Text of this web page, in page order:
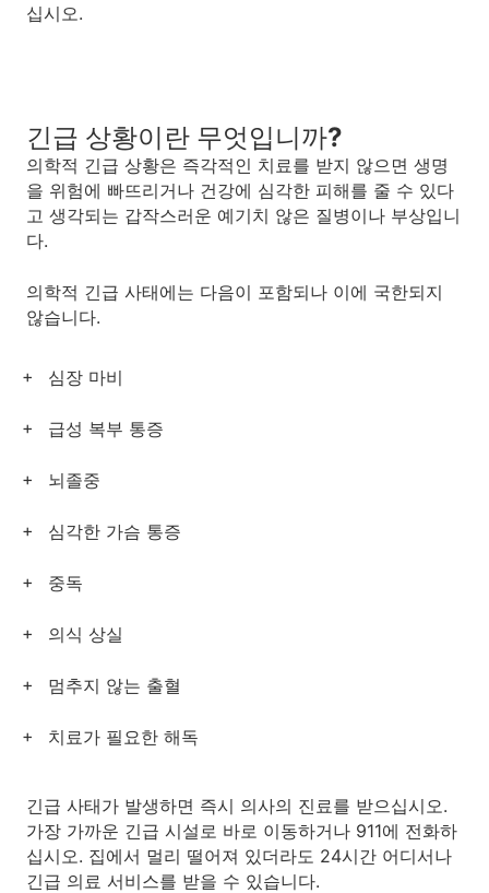
십시오.
긴급 상황이란 무엇입니까?
의학적 긴급 상황은 즉각적인 치료를 받지 않으면 생명
을 위험에 빠뜨리거나 건강에 심각한 피해를 줄 수 있다
고 생각되는 갑작스러운 예기치 않은 질병이나 부상입니
다.
의학적 긴급 사태에는 다음이 포함되나 이에 국한되지
않습니다.
심장 마비
급성 복부 통증
뇌졸중
심각한 가슴 통증
중독
의식 상실
멈추지 않는 출혈
치료가 필요한 해독
긴급 사태가 발생하면 즉시 의사의 진료를 받으십시오.
가장 가까운 긴급 시설로 바로 이동하거나 911에 전화하
십시오. 집에서 멀리 떨어져 있더라도 24시간 어디서나
긴급 의료 서비스를 받을 수 있습니다.